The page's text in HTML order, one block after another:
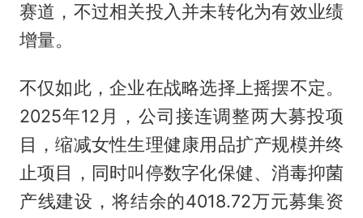
赛道，不过相关投入并未转化为有效业绩
增量。
不仅如此，企业在战略选择上摇摆不定。
2025年12月，公司接连调整两大募投项
目，缩减女性生理健康用品扩产规模并终
止项目，同时叫停数字化保健、消毒抑菌
产线建设，将结余的4018.72万元募集资